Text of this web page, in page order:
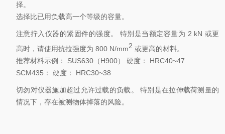
择。
选择比已用负载高一个等级的容量。
注意拧入仪器的紧固件的强度。 特别是当额定容量为 2 kN 或更
高时，请使用抗拉强度为 800 N/mm2 或更高的材料。
推荐材料示例： SUS630（H900） 硬度： HRC40~47
SCM435： 硬度： HRC30~38
切勿对仪器施加超过允许过载的负载。 特别是在拉伸载荷测量的
情况下，存在被测物体掉落的风险。